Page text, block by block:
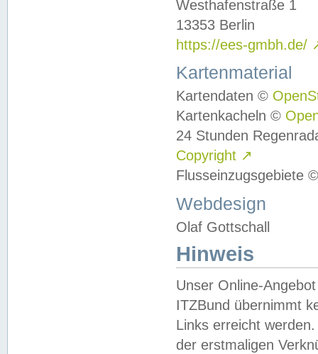
Westhafenstraße 1
13353 Berlin
https://ees-gmbh.de/
Kartenmaterial
Kartendaten ©
Kartenkacheln ©
24 Stunden
Copyright ↗
Flusseinzugsgebiete
Webdesign
Olaf Gottschall
Hinweis
Unser Online-
ITZBund übernimmt
Links erreicht
der erstmaligen